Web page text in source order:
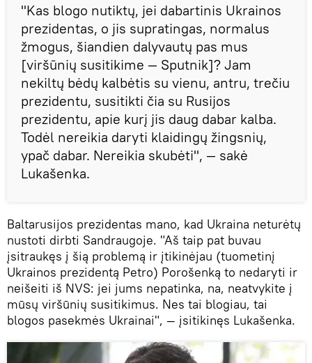
"Kas blogo nutiktų, jei dabartinis Ukrainos
prezidentas, o jis supratingas, normalus
žmogus, šiandien dalyvautų pas mus
[viršūnių susitikime — Sputnik]? Jam
nekiltų bėdų kalbėtis su vienu, antru, trečiu
prezidentu, susitikti čia su Rusijos
prezidentu, apie kurį jis daug dabar kalba.
Todėl nereikia daryti klaidingų žingsnių,
ypač dabar. Nereikia skubėti", — sakė
Lukašenka.
Baltarusijos prezidentas mano, kad Ukraina neturėtų
nustoti dirbti Sandraugoje. "Aš taip pat buvau
įsitraukęs į šią problemą ir įtikinėjau (tuometinį
Ukrainos prezidentą Petro) Porošenką to nedaryti ir
neišeiti iš NVS: jei jums nepatinka, na, neatvykite į
mūsų viršūnių susitikimus. Nes tai blogiau, tai
blogos pasekmės Ukrainai", — įsitikinęs Lukašenka.